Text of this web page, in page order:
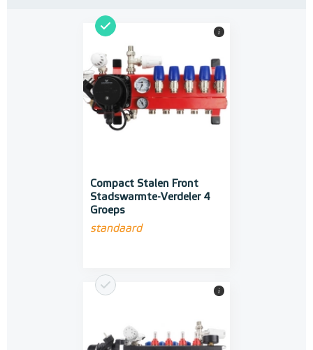
Compact Stalen Front
Stadswarmte-Verdeler 4
Groeps
standaard
i
i